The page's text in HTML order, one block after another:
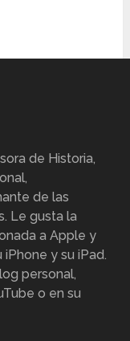
de Historia,
de las
Le gusta la
a Apple y
y su iPad.
personal,
o en su